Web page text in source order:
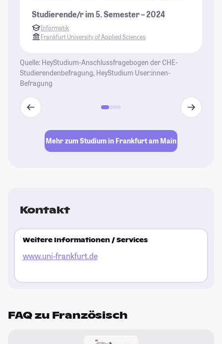
Studierende/r im 5. Semester – 2024
Informatik
Frankfurt University of Applied Sciences
Quelle: HeyStudium-Anschlussfragebogen der CHE-
Studierendenbefragung, HeyStudium User:innen-
Befragung
Mehr zum Studium in Frankfurt am Main
Kontakt
Weitere Informationen / Services
www.uni-frankfurt.de
FAQ zu Französisch